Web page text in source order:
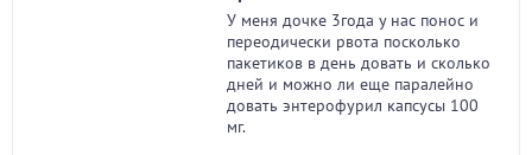
У меня дочке 3года у нас понос и
переодически рвота посколько
пакетиков в день довать и сколько
дней и можно ли еще паралейно
довать энтерофурил капсусы 100
мг.